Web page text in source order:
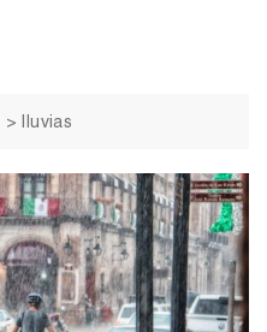
> lluvias